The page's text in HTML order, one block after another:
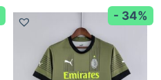
- 34%